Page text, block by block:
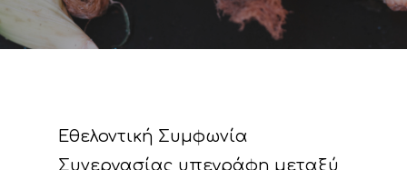
Εθελοντική Συμφωνία
Συνεργασίας υπεγράφη μεταξύ